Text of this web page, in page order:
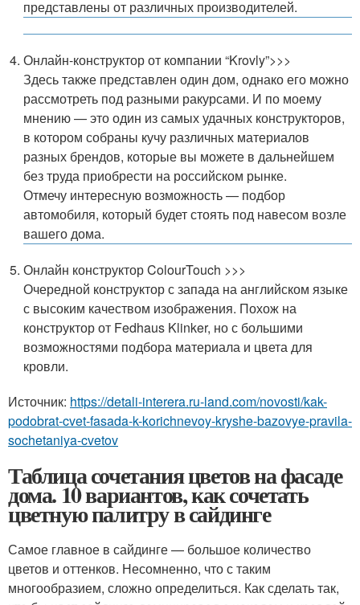
представлены от различных производителей.
Онлайн-конструктор от компании “Krovly”>>>
Здесь также представлен один дом, однако его можно
рассмотреть под разными ракурсами. И по моему
мнению — это один из самых удачных конструкторов,
в котором собраны кучу различных материалов
разных брендов, которые вы можете в дальнейшем
без труда приобрести на российском рынке.
Отмечу интересную возможность — подбор
автомобиля, который будет стоять под навесом возле
вашего дома.
Онлайн конструктор ColourTouch >>>
Очередной конструктор с запада на английском языке
с высоким качеством изображения. Похож на
конструктор от Fedhaus Klinker, но с большими
возможностями подбора материала и цвета для
кровли.
Источник: https://detali-interera.ru-land.com/novosti/kak-
podobrat-cvet-fasada-k-korichnevoy-kryshe-bazovye-pravila-
sochetaniya-cvetov
Таблица сочетания цветов на фасаде
дома. 10 вариантов, как сочетать
цветную палитру в сайдинге
Самое главное в сайдинге — большое количество
цветов и оттенков. Несомненно, что с таким
многообразием, сложно определиться. Как сделать так,